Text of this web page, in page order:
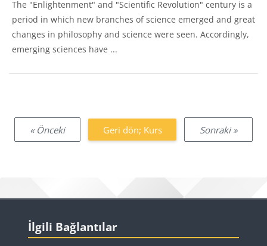
The "Enlightenment" and "Scientific Revolution" century is a
period in which new branches of science emerged and great
changes in philosophy and science were seen. Accordingly,
emerging sciences have ...
« Önceki Geri dön; Kurs Sonraki »
Bloklar
İlgili Bağlantılar